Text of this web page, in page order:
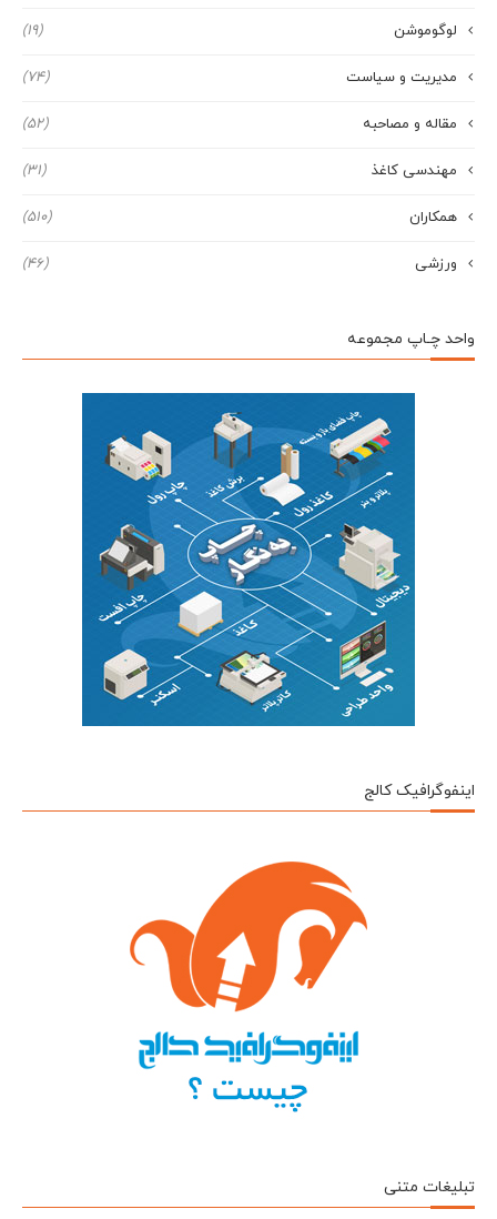
لوگوموشن (19)
مدیریت و سیاست (74)
مقاله و مصاحبه (52)
مهندسی کاغذ (31)
همکاران (510)
ورزشی (46)
واحد چـاپ مجموعه
اینفوگرافیک کالج
تبلیغات متنی